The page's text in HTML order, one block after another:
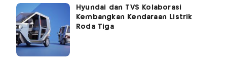
Hyundai dan TVS Kolaborasi
Kembangkan Kendaraan Listrik
Roda Tiga